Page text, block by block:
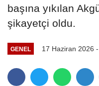
başına yıkılan
şikayetçi oldu.
GENEL 17 Haziran 2026